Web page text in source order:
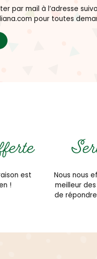
par mail à l’adresse
pour toutes
est
!
Nous nous
meilleur
de